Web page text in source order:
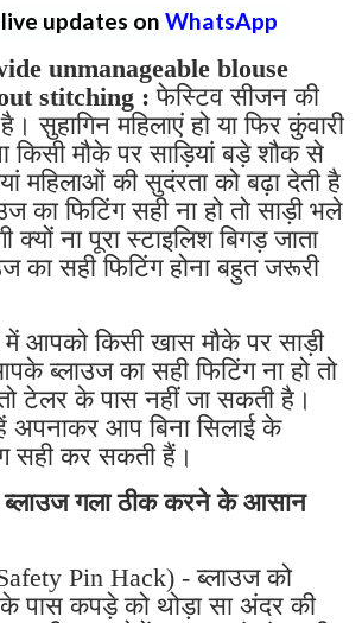
updates on WhatsApp
unmanageable blouse
stitching :फेस्टिव सीजन की
सुहागिन महिलाएं हो या फिर कुंवारी
किसी मौके पर साड़ियां बड़े शौक से
महिलाओं की सुदंरता को बढ़ा देती है
का फिटिंग सही ना हो तो साड़ी भले
क्यों ना पूरा स्टाइलिश बिगड़ जाता
का सही फिटिंग होना बहुत जरूरी
में आपको किसी खास मौके पर साड़ी
ब्लाउज का सही फिटिंग ना हो तो
टेलर के पास नहीं जा सकती है।
अपनाकर आप बिना सिलाई के
सही कर सकती हैं।
ब्लाउज गला ठीक करने के आसान
Pin Hack) - ब्लाउज को
पास कपड़े को थोड़ा सा अंदर की